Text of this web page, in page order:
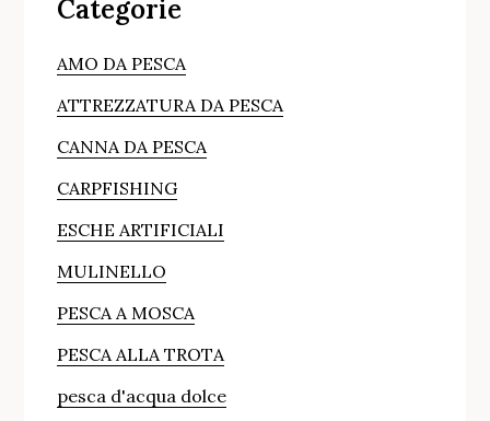
Categorie
AMO DA PESCA
ATTREZZATURA DA PESCA
CANNA DA PESCA
CARPFISHING
ESCHE ARTIFICIALI
MULINELLO
PESCA A MOSCA
PESCA ALLA TROTA
pesca d'acqua dolce